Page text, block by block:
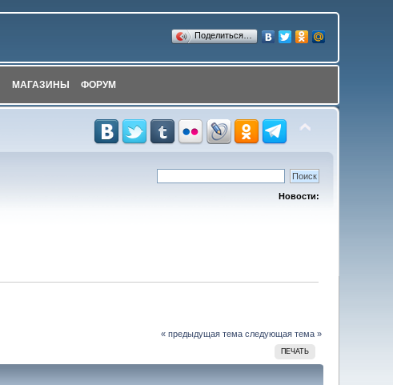
Поделиться…
МАГАЗИНЫ ФОРУМ
Новости:
« предыдущая тема следующая тема »
ПЕЧАТЬ